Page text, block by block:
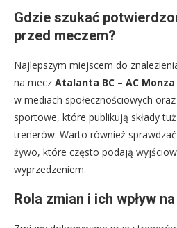
Gdzie szukać
przed meczem?
Najlepszym miejscem do
na mecz Atalanta BC – AC Monza
w mediach społecznościowych
sportowe, które publikują składy
trenerów. Warto również
żywo, które często podają
wyprzedzeniem.
Rola zmian i ich wpływ